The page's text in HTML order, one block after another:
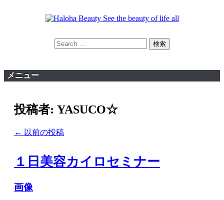
ス
キ
Haloha Beauty See the beauty of
検
メニュー
投稿者: YASUCO☆
投
ビ
ー
← 以前の投稿
１日美容カイロセミナー
画像